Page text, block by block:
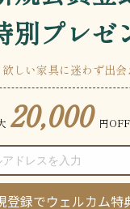
明をもっと見る